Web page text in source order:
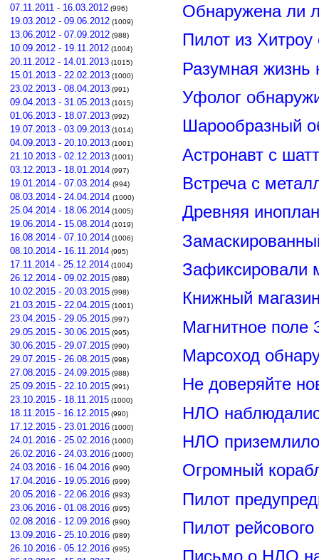
07.11.2011 - 16.03.2012 (996)
19.03.2012 - 09.06.2012 (1009)
13.06.2012 - 07.09.2012 (988)
10.09.2012 - 19.11.2012 (1004)
20.11.2012 - 14.01.2013 (1015)
15.01.2013 - 22.02.2013 (1000)
23.02.2013 - 08.04.2013 (991)
09.04.2013 - 31.05.2013 (1015)
01.06.2013 - 18.07.2013 (992)
19.07.2013 - 03.09.2013 (1014)
04.09.2013 - 20.10.2013 (1001)
21.10.2013 - 02.12.2013 (1001)
03.12.2013 - 18.01.2014 (997)
19.01.2014 - 07.03.2014 (994)
08.03.2014 - 24.04.2014 (1000)
25.04.2014 - 18.06.2014 (1005)
19.06.2014 - 15.08.2014 (1019)
16.08.2014 - 07.10.2014 (1006)
08.10.2014 - 16.11.2014 (995)
17.11.2014 - 25.12.2014 (1004)
26.12.2014 - 09.02.2015 (989)
10.02.2015 - 20.03.2015 (998)
21.03.2015 - 22.04.2015 (1001)
23.04.2015 - 29.05.2015 (997)
29.05.2015 - 30.06.2015 (995)
30.06.2015 - 29.07.2015 (990)
29.07.2015 - 26.08.2015 (998)
27.08.2015 - 24.09.2015 (988)
25.09.2015 - 22.10.2015 (991)
23.10.2015 - 18.11.2015 (1000)
18.11.2015 - 16.12.2015 (990)
17.12.2015 - 23.01.2016 (1000)
24.01.2016 - 25.02.2016 (1000)
26.02.2016 - 24.03.2016 (1000)
24.03.2016 - 16.04.2016 (990)
17.04.2016 - 19.05.2016 (999)
20.05.2016 - 22.06.2016 (993)
23.06.2016 - 01.08.2016 (995)
02.08.2016 - 12.09.2016 (990)
13.09.2016 - 25.10.2016 (989)
26.10.2016 - 05.12.2016 (995)
Обнаружена ли
Пилот из
Разумная жизнь
Уфолог
Шарообразный
Астронавт с
Встреча с
Древняя
Зафиксировали
Книжный
Магнитное поле
Марсоход
Не доверяйте
НЛО
НЛО
Огромный
Пилот
Пилот